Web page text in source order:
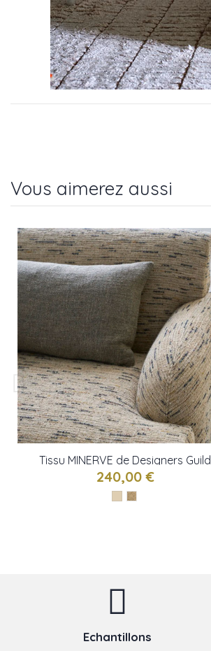
Vous aimerez aussi
Tissu MINERVE de Designers Guild
240,00 €
Echantillons